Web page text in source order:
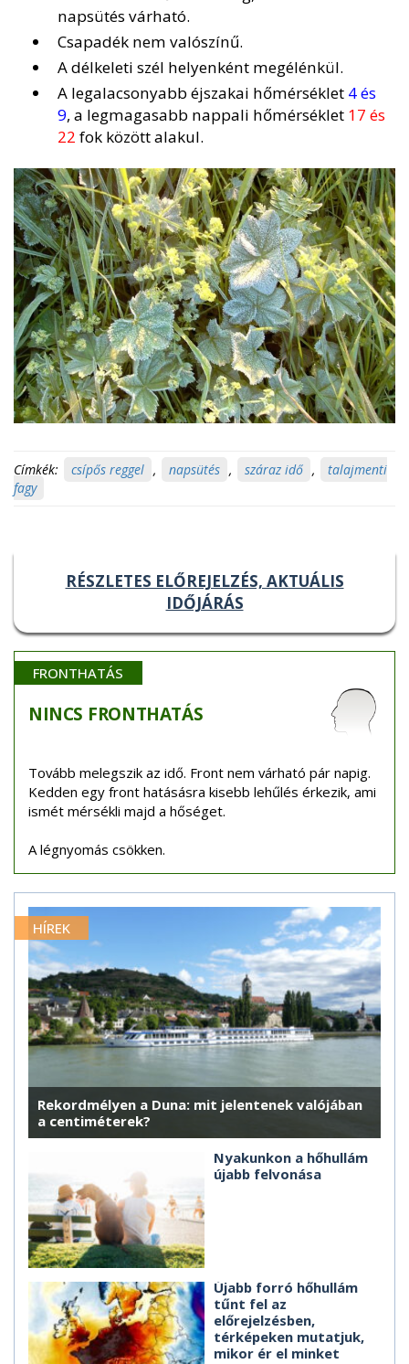
napsütés várható.
Csapadék nem valószínű.
A délkeleti szél helyenként megélénkül.
A legalacsonyabb éjszakai hőmérséklet 4 és
9, a legmagasabb nappali hőmérséklet 17 és
22 fok között alakul.
Címkék: csípős reggel , napsütés , száraz idő ,
talajmenti
fagy
RÉSZLETES ELŐREJELZÉS, AKTUÁLIS
IDŐJÁRÁS
FRONTHATÁS
NINCS FRONTHATÁS
Tovább melegszik az idő. Front nem várható pár napig.
Kedden egy front hatásásra kisebb lehűlés érkezik, ami
ismét mérsékli majd a hőséget.
A légnyomás csökken.
HÍREK
Rekordmélyen a Duna: mit jelentenek valójában
a centiméterek?
Nyakunkon a hőhullám
újabb felvonása
Újabb forró hőhullám
tűnt fel az
előrejelzésben,
térképeken mutatjuk,
mikor ér el minket